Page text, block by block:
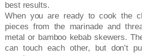
best results.
When you are ready to cook the
pieces from the marinade and
metal or bamboo kebab skewers.
can touch each other, but don’t